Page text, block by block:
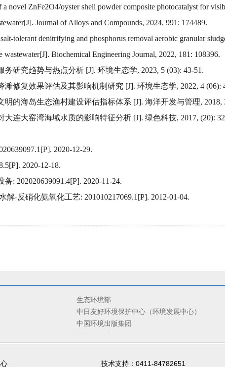
a novel ZnFe2O4/oyster shell powder composite photocatalyst for
Journal of Alloys and Compounds, 2024, 991: 174489.
tolerant denitrifying and phosphorus removal aerobic granular
wastewater[J]. Biochemical Engineering Journal, 2022, 181: 108396.
研究趋势与热点分析 [J]. 环境生态学, 2023, 5 (03): 43-51.
修复效果评估及其影响机制研究 [J]. 环境生态学, 2022, 4 (06):
的海岛生态渔村建设评估指标体系 [J]. 海洋开发与管理, 2018,
连大窑湾海域水质的影响特征分析 [J]. 绿色科技, 2017, (20):
2020-12-29.
2020-12-18.
: 202020639091.4[P]. 2020-11-24.
-反硝化氨氧化工艺: 201010217069.1[P]. 2012-01-04.
生态环境部
中日友好环境保护中心（环境发展中心）
中国环境出版集团
中心
信息中心
技术支持：0411-84782651